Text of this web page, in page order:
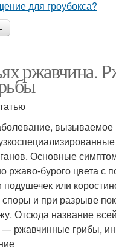
ржавчина.
Основные
ржаво-бурого цвета с
или
и при разрыве
Отсюда название
— ржавчинные грибы,